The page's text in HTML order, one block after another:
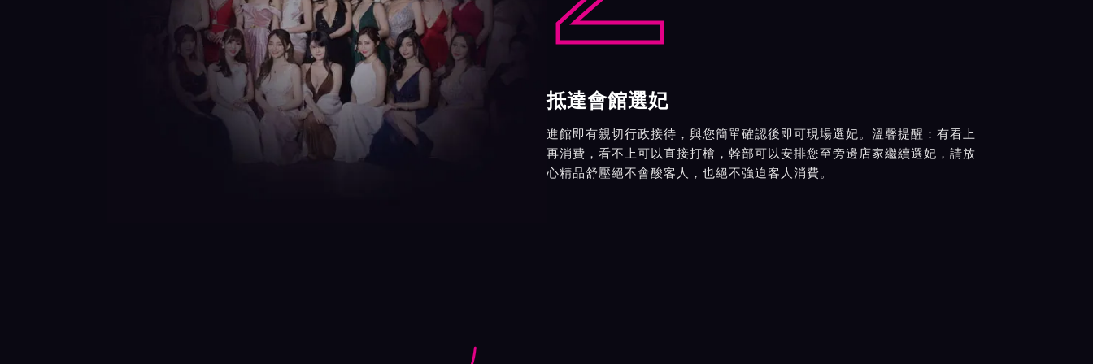
抵達會館選妃
進館即有親切行政接待，與您簡單確認後即可現場選妃。溫馨提醒：有看上
再消費，看不上可以直接打槍，幹部可以安排您至旁邊店家繼續選妃，請放
心精品舒壓絕不會酸客人，也絕不強迫客人消費。